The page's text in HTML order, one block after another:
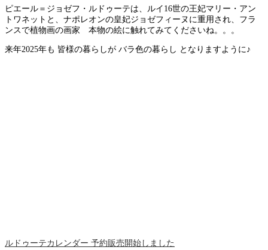
ピエール＝ジョゼフ・ルドゥーテは、ルイ16世の王妃マリー・アン
トワネットと、ナポレオンの皇妃ジョゼフィーヌに重用され、フラ
ンスで植物画の画家 本物の絵に触れてみてくださいね。。。
来年2025年も 皆様の暮らしが バラ色の暮らし となりますように♪
ルドゥーテカレンダー 予約販売開始しました